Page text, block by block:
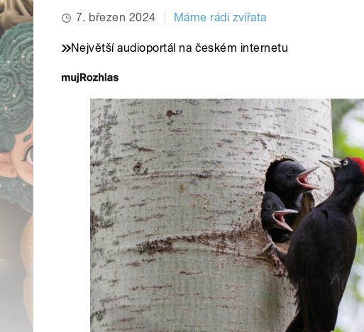
7. březen 2024 Máme rádi zvířata
Největší audioportál na českém internetu